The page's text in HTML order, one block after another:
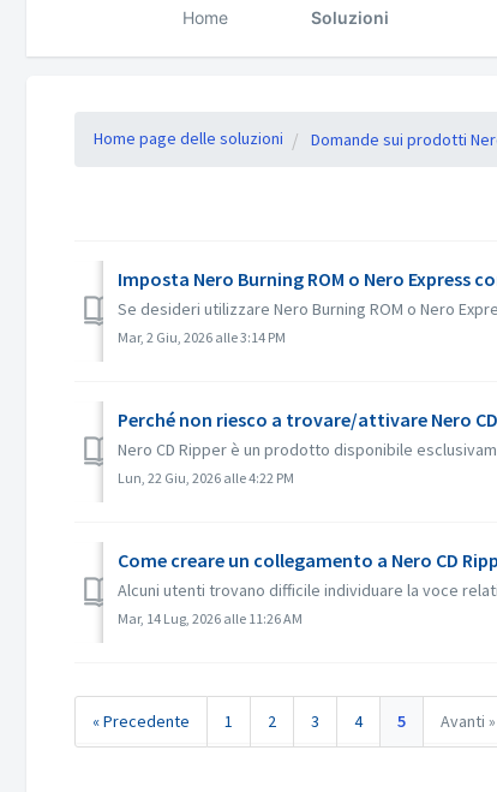
Home Soluzioni
Home page delle soluzioni Domande sui prodotti
Imposta Nero Burning ROM o Nero
Se desideri utilizzare Nero Burning ROM o Nero
Mar, 2 Giu, 2026 alle 3:14 PM
Perché non riesco a trovare/attivare Nero
Nero CD Ripper è un prodotto disponibile
Lun, 22 Giu, 2026 alle 4:22 PM
Come creare un collegamento a Nero CD
Alcuni utenti trovano difficile individuare la voce
Mar, 14 Lug, 2026 alle 11:26 AM
« Precedente 1 2 3 4 5 Avanti »